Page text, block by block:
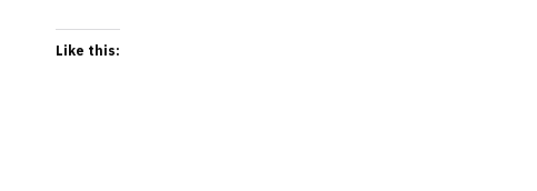
Like this: